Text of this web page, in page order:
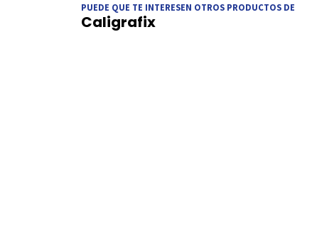
PUEDE QUE TE INTERESEN OTROS PRODUCTOS DE
Caligrafix